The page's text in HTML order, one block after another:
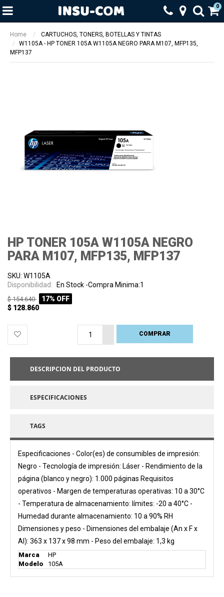
0
Home
CARTUCHOS, TONERS, BOTELLAS Y TINTAS
W1105A - HP TONER 105A W1105A NEGRO PARA M107, MFP135,
MFP137
HP TONER 105A W1105A NEGRO
PARA M107, MFP135, MFP137
SKU: W1105A
Disponibilidad: En Stock -Compra Minima:1
$ 154.640
17% OFF
$ 128.860
COMPRAR
PROCESANDO
DESCRIPCION DEL PRODUCTO
ESPECIFICACIONES
TAGS
Especificaciones - Color(es) de consumibles de impresión:
Negro - Tecnología de impresión: Láser - Rendimiento de la
página (blanco y negro): 1.000 páginas Requisitos
operativos - Margen de temperaturas operativas: 10 a 30°C
- Temperatura de almacenamiento: límites: -20 a 40°C -
Humedad durante almacenamiento: 10 a 90% RH
Dimensiones y peso - Dimensiones del embalaje (An x F x
Al): 363 x 137 x 98 mm - Peso del embalaje: 1,3 kg
Marca
HP
Modelo 105A